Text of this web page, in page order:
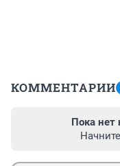
КОММЕНТАРИИ
Пока нет